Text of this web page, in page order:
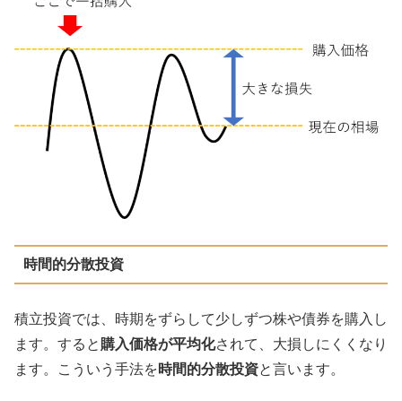
時間的分散投資
積立投資では、時期をずらして少しずつ株や債券を購入し
ます。すると購入価格が平均化されて、大損しにくくなり
ます。こういう手法を時間的分散投資と言います。